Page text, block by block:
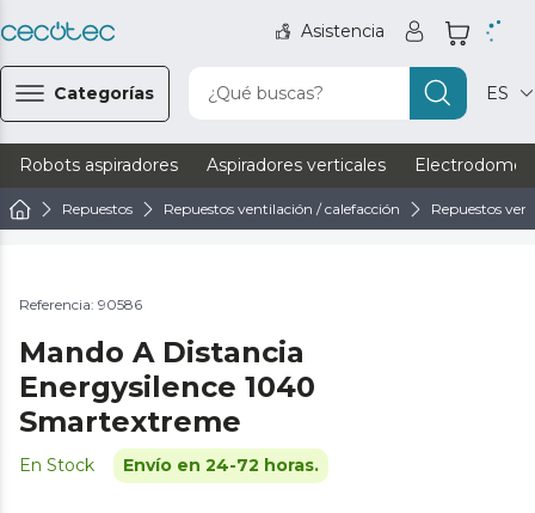
Asistencia
Categorías ¿Qué buscas? ES
Robots aspiradores Aspiradores verticales
Repuestos Repuestos ventilación / calefacción Repuestos
Referencia: 90586
Mando A Distancia
Energysilence 1040
Smartextreme
En Stock Envío en 24-72 horas.